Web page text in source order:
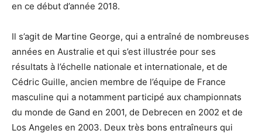
en ce début d’année 2018.
Il s’agit de Martine George, qui a entraîné de nombreuses
années en Australie et qui s’est illustrée pour ses
résultats à l’échelle nationale et internationale, et de
Cédric Guille, ancien membre de l’équipe de France
masculine qui a notamment participé aux championnats
du monde de Gand en 2001, de Debrecen en 2002 et de
Los Angeles en 2003. Deux très bons entraîneurs qui